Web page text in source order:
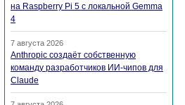
на Raspberry Pi 5 с локальной Gemma
4
7 августа 2026
Anthropic создаёт собственную
команду разработчиков ИИ-чипов для
Claude